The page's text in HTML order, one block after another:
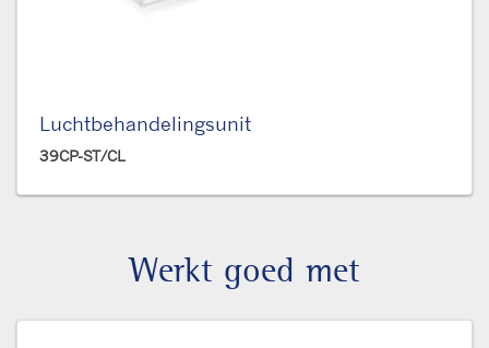
Luchtbehandelingsunit
39CP-ST/CL
Werkt goed met